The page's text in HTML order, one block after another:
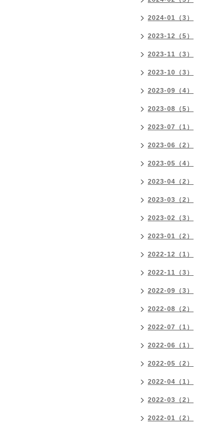
2024-01（3）
2023-12（5）
2023-11（3）
2023-10（3）
2023-09（4）
2023-08（5）
2023-07（1）
2023-06（2）
2023-05（4）
2023-04（2）
2023-03（2）
2023-02（3）
2023-01（2）
2022-12（1）
2022-11（3）
2022-09（3）
2022-08（2）
2022-07（1）
2022-06（1）
2022-05（2）
2022-04（1）
2022-03（2）
2022-01（2）